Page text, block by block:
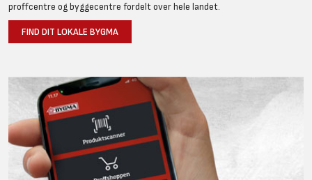
proffcentre og byggecentre fordelt over hele landet.
FIND DIT LOKALE BYGMA